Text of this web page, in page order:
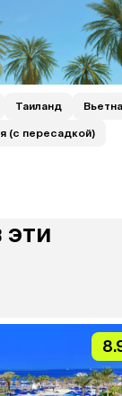
Таиланд
(с пересадкой)